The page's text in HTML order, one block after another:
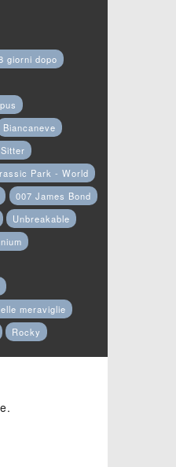
giorni dopo
Biancaneve
Park - World
007 James Bond
Unbreakable
meraviglie
Rocky